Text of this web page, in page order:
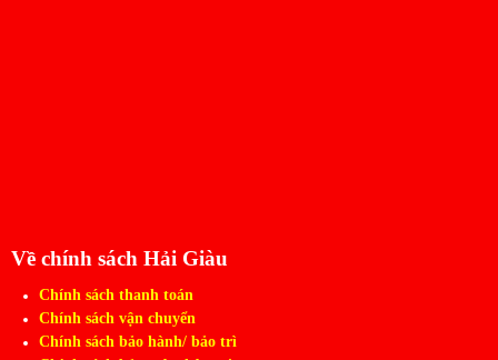
Về chính sách Hải Giàu
Chính sách thanh toán
Chính sách vận chuyển
Chính sách bảo hành/ bảo trì